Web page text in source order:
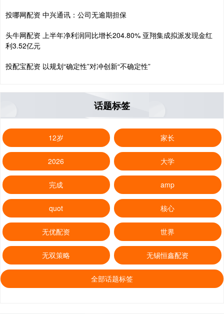
投哪网配资 中兴通讯：公司无逾期担保
头牛网配资 上半年净利润同比增长204.80% 亚翔集成拟派发现金红
利3.52亿元
投配宝配资 以规划“确定性”对冲创新“不确定性”
话题标签
12岁 家长
2026 大学
完成 amp
quot 核心
无优配资 世界
无双策略 无锡恒鑫配资
全部话题标签